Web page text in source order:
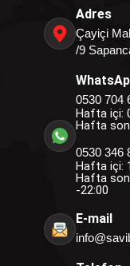
Adres
Çayiçi
/9
0530 704
Hafta içi:
Hafta
0530 346
Hafta içi:
Hafta
-22:00
E-mail